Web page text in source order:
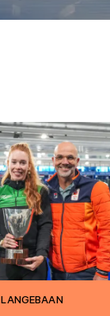
LANGEBAAN